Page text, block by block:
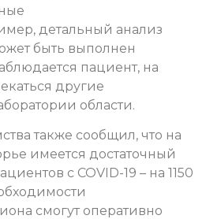
детальный анализ
быть выполнен
пациент, на
другие
области.
также сообщил, что на
имеется достаточный
с COVID-19 – на 1150
смогут оперативно